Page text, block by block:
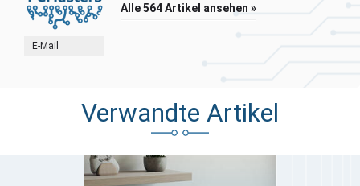
E-Mail
Alle 564 Artikel ansehen »
Verwandte Artikel